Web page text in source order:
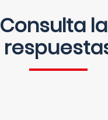
Consulta